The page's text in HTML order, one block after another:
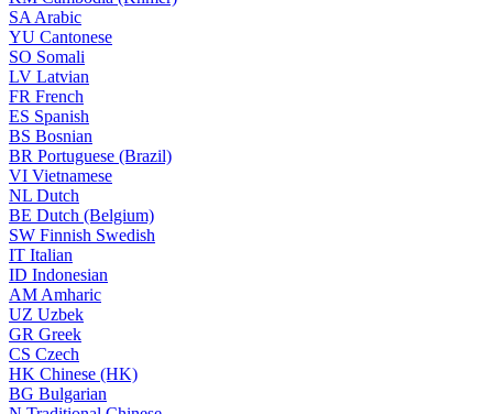
SA Arabic
YU Cantonese
SO Somali
LV Latvian
FR French
ES Spanish
BS Bosnian
BR Portuguese (Brazil)
VI Vietnamese
NL Dutch
BE Dutch (Belgium)
SW Finnish Swedish
IT Italian
ID Indonesian
AM Amharic
UZ Uzbek
GR Greek
CS Czech
HK Chinese (HK)
BG Bulgarian